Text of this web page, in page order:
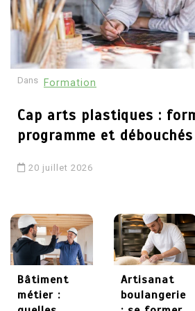
30 mai 2026
études,
débouchés
5
Dans Formation
Cap arts plastiques :
programme et débouchés
20 juillet 2026
Bâtiment
métier :
Artisanat
boulangerie